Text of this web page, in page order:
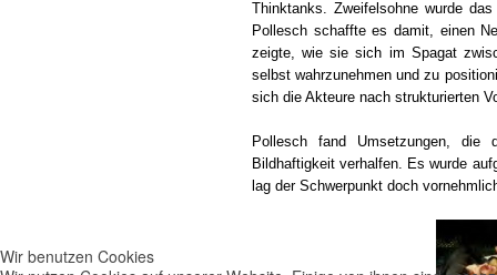
Thinktanks. Zweifelsohne wurde
Pollesch schaffte es damit, einen
zeigte, wie sie sich im Spagat
selbst wahrzunehmen und zu
sich die Akteure nach strukturierten
Pollesch fand Umsetzungen, die
Bildhaftigkeit verhalfen. Es wurde
lag der Schwerpunkt doch
Wir benutzen Cookies